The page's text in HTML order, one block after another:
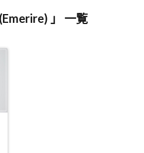
」 一覧